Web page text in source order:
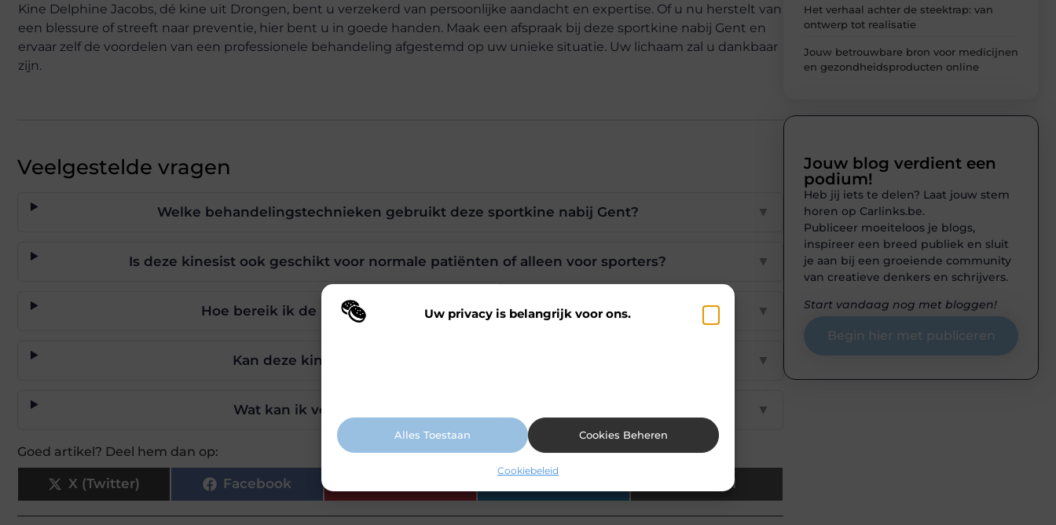
Uw privacy is belangrijk voor ons.
Alles Toestaan Cookies Beheren
Cookiebeleid
Kine Delphine Jacobs, dé kine uit Drongen, bent u verzekerd van persoonlijke aandacht en expertise. Of u nu herstelt van
een blessure of streeft naar preventie, hier bent u in goede handen. Maak een afspraak bij deze sportkine nabij Gent en
ervaar zelf de voordelen van een professionele behandeling afgestemd op uw unieke situatie. Uw lichaam zal u dankbaar
zijn.
Veelgestelde vragen
Welke behandelingstechnieken gebruikt deze sportkine nabij Gent? ▼
Is deze kinesist ook geschikt voor normale patiënten of alleen voor sporters? ▼
Hoe bereik ik de praktijk van deze sportkine nabij Gent? ▼
Kan deze kine mij helpen met sportrevalidatie? ▼
Wat kan ik verwachten bij mijn eerste bezoek? ▼
Goed artikel? Deel hem dan op:
X (Twitter) Facebook Email
Het verhaal achter de steektrap: van
ontwerp tot realisatie
Jouw betrouwbare bron voor medicijnen
en gezondheidsproducten online
Jouw blog verdient een
podium!
Heb jij iets te delen? Laat jouw stem
horen op Carlinks.be.
Publiceer moeiteloos je blogs,
inspireer een breed publiek en sluit
je aan bij een groeiende community
van creatieve denkers en schrijvers.
Start vandaag nog met bloggen!
Begin hier met publiceren